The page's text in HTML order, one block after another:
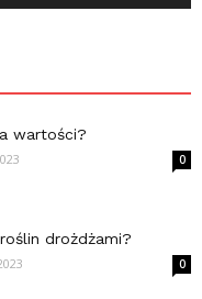
wartości?
0
drożdżami?
0